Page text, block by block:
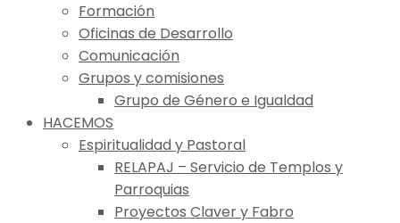
Formación
Oficinas de Desarrollo
Comunicación
Grupos y comisiones
Grupo de Género e Igualdad
HACEMOS
Espiritualidad y Pastoral
RELAPAJ – Servicio de Templos y
Parroquias
Proyectos Claver y Fabro